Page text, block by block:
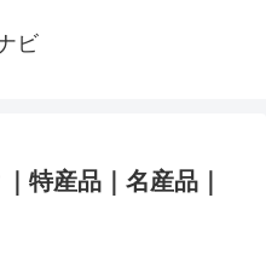
ビ
特産品｜名産品｜